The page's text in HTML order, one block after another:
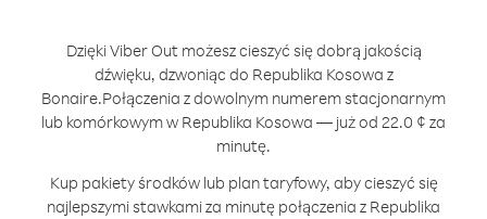
Dzięki Viber Out możesz cieszyć się dobrą jakością
dźwięku, dzwoniąc do Republika Kosowa z
Bonaire.Połączenia z dowolnym numerem stacjonarnym
lub komórkowym w Republika Kosowa — już od 22.0 ¢ za
minutę.
Kup pakiety środków lub plan taryfowy, aby cieszyć się
najlepszymi stawkami za minutę połączenia z Republika